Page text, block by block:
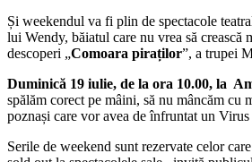
Și weekendul va fi plin de spectacole
lui Wendy, băiatul care nu vrea să
descoperi „Comoara piraților”, a trupei
Duminică 19 iulie, de la ora 10.00, la
spălăm corect pe mâini, să nu mâncăm cu
poznași care vor avea de înfruntat un Virus
Serile de weekend sunt rezervate celor